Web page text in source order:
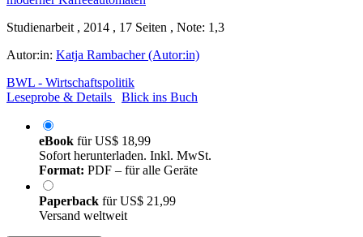
Studienarbeit , 2014 , 17 Seiten , Note: 1,3
Autor:in: Katja Rambacher (Autor:in)
BWL - Wirtschaftspolitik
Leseprobe & Details
Blick ins Buch
eBook fürUS$ 18,99
Sofort herunterladen. Inkl. MwSt.
Format: PDF – für alle Geräte
Paperback fürUS$ 21,99
Versand weltweit